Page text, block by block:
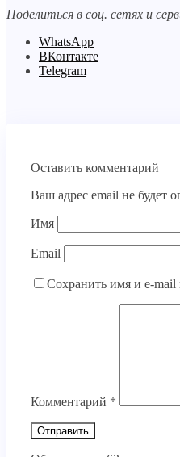
Поделиться в соц. сетях и
WhatsApp
ВКонтакте
Telegram
Оставить комментарий
Ваш адрес email не будет
Имя
Email
Сохранить имя и e-mail
Комментарий *